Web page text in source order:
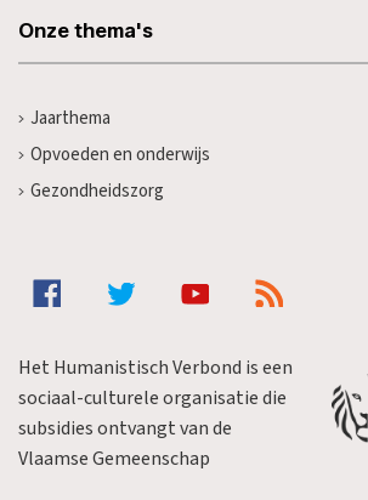
Onze thema's
Jaarthema
Opvoeden en onderwijs
Gezondheidszorg
Het Humanistisch Verbond is een
sociaal-culturele organisatie die
subsidies ontvangt van de
Vlaamse Gemeenschap